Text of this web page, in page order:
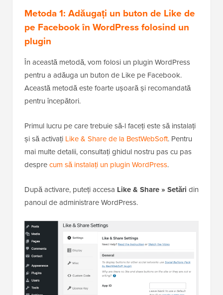
Metoda 1: Adăugați un buton de Like de
pe Facebook în WordPress folosind un
plugin
În această metodă, vom folosi un plugin WordPress
pentru a adăuga un buton de Like pe Facebook.
Această metodă este foarte ușoară și recomandată
pentru începători.
Primul lucru pe care trebuie să-l faceți este să instalați
și să activați Like & Share de la BestWebSoft. Pentru
mai multe detalii, consultați ghidul nostru pas cu pas
desprecum să instalați un plugin WordPress.
După activare, puteți accesa Like & Share » Setări din
panoul de administrare WordPress.